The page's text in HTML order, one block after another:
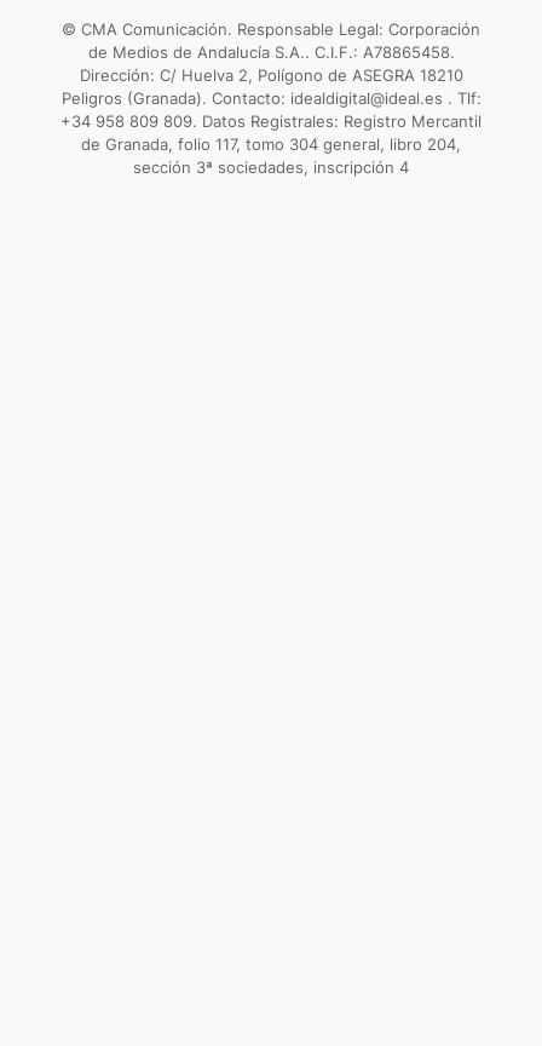
© CMA Comunicación. Responsable Legal: Corporación
de Medios de Andalucía S.A.. C.I.F.: A78865458.
Dirección: C/ Huelva 2, Polígono de ASEGRA 18210
Peligros (Granada). Contacto: idealdigital@ideal.es . Tlf:
+34 958 809 809. Datos Registrales: Registro Mercantil
de Granada, folio 117, tomo 304 general, libro 204,
sección 3ª sociedades, inscripción 4